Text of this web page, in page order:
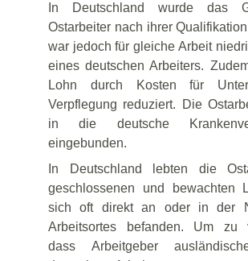
In Deutschland wurde das
Ostarbeiter nach ihrer
war jedoch für gleiche Arbeit
eines deutschen Arbeiters.
Lohn durch Kosten für
Verpflegung reduziert. Die
in die deutsche
eingebunden.
In Deutschland lebten die
geschlossenen und bewachten
sich oft direkt an oder in der
Arbeitsortes befanden. Um zu
dass Arbeitgeber